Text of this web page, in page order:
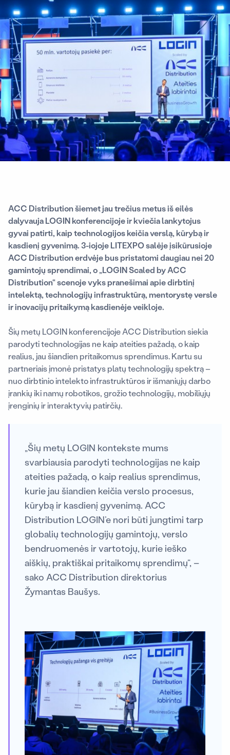
ACC Distribution šiemet jau trečius metus iš eilės
dalyvauja LOGIN konferencijoje ir kviečia lankytojus
gyvai patirti, kaip technologijos keičia verslą, kūrybą ir
kasdienį gyvenimą. 3-iojoje LITEXPO salėje įsikūrusioje
ACC Distribution erdvėje bus pristatomi daugiau nei 20
gamintojų sprendimai, o „LOGIN Scaled by ACC
Distribution“ scenoje vyks pranešimai apie dirbtinį
intelektą, technologijų infrastruktūrą, mentorystę versle
ir inovacijų pritaikymą kasdienėje veikloje.
Šių metų LOGIN konferencijoje ACC Distribution siekia
parodyti technologijas ne kaip ateities pažadą, o kaip
realius, jau šiandien pritaikomus sprendimus. Kartu su
partneriais įmonė pristatys platų technologijų spektrą –
nuo dirbtinio intelekto infrastruktūros ir išmaniųjų darbo
įrankių iki namų robotikos, grožio technologijų, mobiliųjų
įrenginių ir interaktyvių patirčių.
„Šių metų LOGIN kontekste mums
svarbiausia parodyti technologijas ne kaip
ateities pažadą, o kaip realius sprendimus,
kurie jau šiandien keičia verslo procesus,
kūrybą ir kasdienį gyvenimą. ACC
Distribution LOGIN’e nori būti jungtimi tarp
globalių technologijų gamintojų, verslo
bendruomenės ir vartotojų, kurie ieško
aiškių, praktiškai pritaikomų sprendimų“, –
sako ACC Distribution direktorius
Žymantas Baušys.